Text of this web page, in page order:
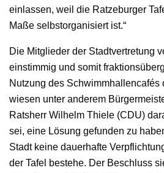
einlassen, weil die Ratzeburger
Maße selbstorganisiert ist.“
Die Mitglieder der Stadtvertretung
einstimmig und somit
Nutzung des Schwimmhallencafés
wiesen unter anderem
Ratsherr Wilhelm Thiele (CDU)
sei, eine Lösung gefunden zu
Stadt keine dauerhafte
der Tafel bestehe. Der Beschluss